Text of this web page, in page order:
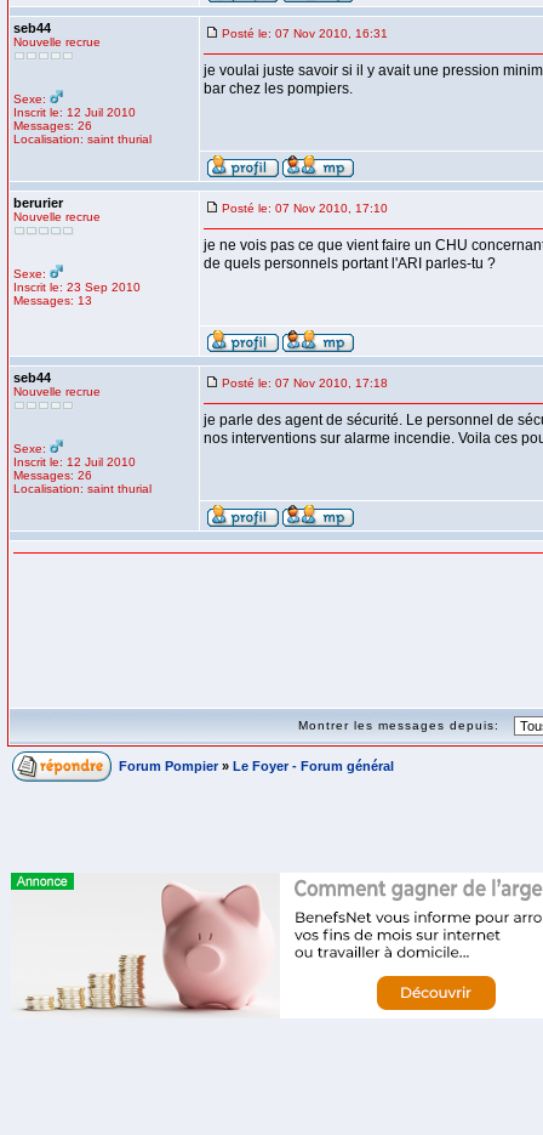
seb44
Nouvelle recrue
Sexe:
Inscrit le: 12 Juil 2010
Messages: 26
Localisation: saint thurial
Posté le: 07 Nov 2010, 16:31
je voulai juste savoir si il y avait une pression
bar chez les pompiers.
berurier
Nouvelle recrue
Sexe:
Inscrit le: 23 Sep 2010
Messages: 13
Posté le: 07 Nov 2010, 17:10
je ne vois pas ce que vient faire un CHU
de quels personnels portant l'ARI parles-tu ?
seb44
Nouvelle recrue
Sexe:
Inscrit le: 12 Juil 2010
Messages: 26
Localisation: saint thurial
Posté le: 07 Nov 2010, 17:18
je parle des agent de sécurité. Le personnel de
nos interventions sur alarme incendie. Voila ces
Montrer les messages depuis:
Forum Pompier » Le Foyer - Forum général